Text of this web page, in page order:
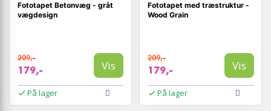
Fototapet Betonvæg - gråt
vægdesign
209,-
179,- Vis
På lager
Fototapet med træstruktur -
Wood Grain
209,-
179,- Vis
På lager